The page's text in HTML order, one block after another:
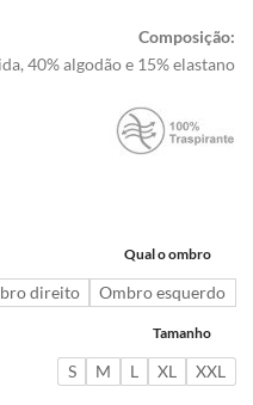
Composição:
40% algodão e 15% elastano
Qual o ombro
direito Ombro esquerdo
Tamanho
S M L XL XXL